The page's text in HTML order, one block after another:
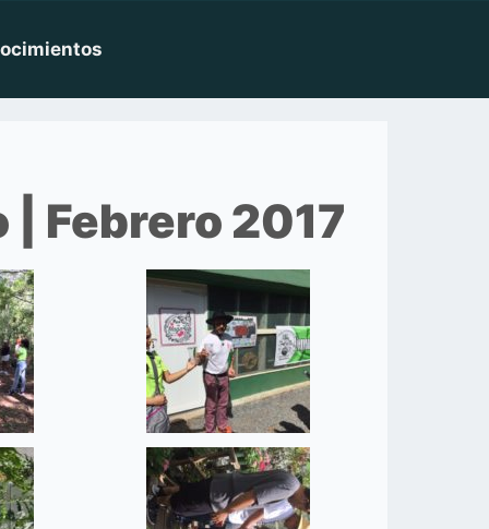
| Febrero 2017